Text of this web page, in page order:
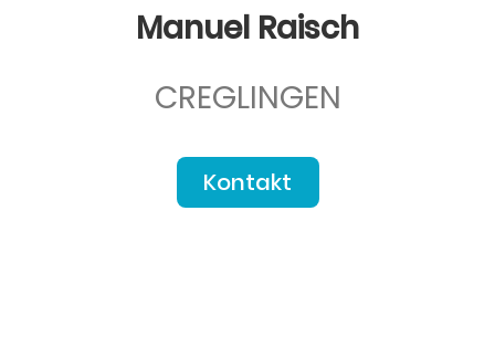
Manuel Raisch
CREGLINGEN
Kontakt